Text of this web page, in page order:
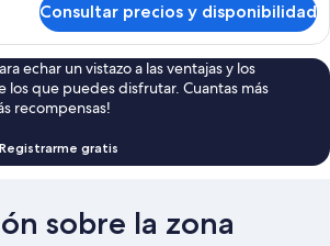
Consultar precios y disponibilidad
echar un vistazo a las ventajas y los
los que puedes disfrutar. Cuantas más
recompensas!
Registrarme gratis
sobre la zona